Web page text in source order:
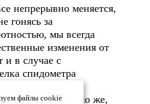
непрерывно меняется,
гонясь за
мы всегда
изменения от
и в случае с
спидометра
цифре «80».
конечно же,
файлы cookie